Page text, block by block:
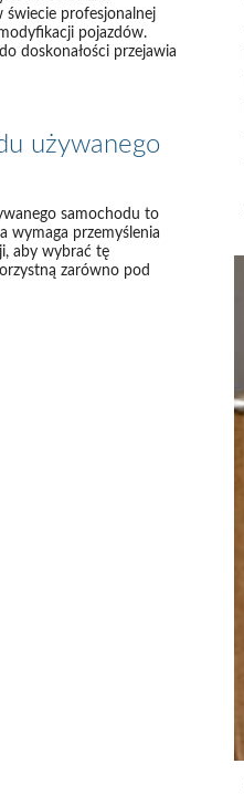
świecie profesjonalnej
pojazdów.
doskonałości przejawia
używanego
samochodu to
wymaga przemyślenia
aby wybrać tę
zarówno pod